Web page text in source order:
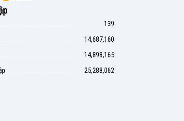
139
14,687,160
14,898,165
25,288,062